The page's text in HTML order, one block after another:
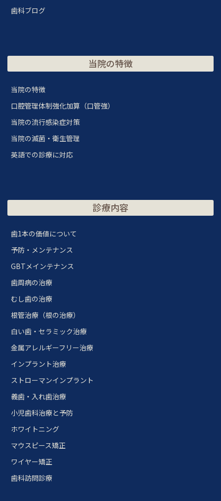
歯科ブログ
当院の特徴
当院の特徴
口腔管理体制強化加算（口管強）
当院の流行感染症対策
当院の滅菌・衛生管理
英語での診療に対応
診療内容
歯1本の価値について
予防・メンテナンス
GBTメインテナンス
歯周病の治療
むし歯の治療
根管治療（根の治療）
白い歯・セラミック治療
金属アレルギーフリー治療
インプラント治療
ストローマンインプラント
義歯・入れ歯治療
小児歯科治療と予防
ホワイトニング
マウスピース矯正
ワイヤー矯正
歯科訪問診療